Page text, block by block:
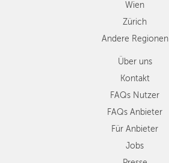
Wien
Zürich
Andere Regionen
Über uns
Kontakt
FAQs Nutzer
FAQs Anbieter
Für Anbieter
Jobs